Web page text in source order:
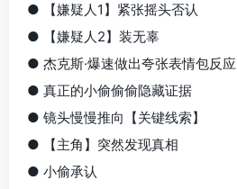
● 【嫌疑人1】紧张摇头否认
● 【嫌疑人2】装无辜
● 杰克斯·爆速做出夸张表情包反应
● 真正的小偷偷偷隐藏证据
● 镜头慢慢推向【关键线索】
● 【主角】突然发现真相
● 小偷承认